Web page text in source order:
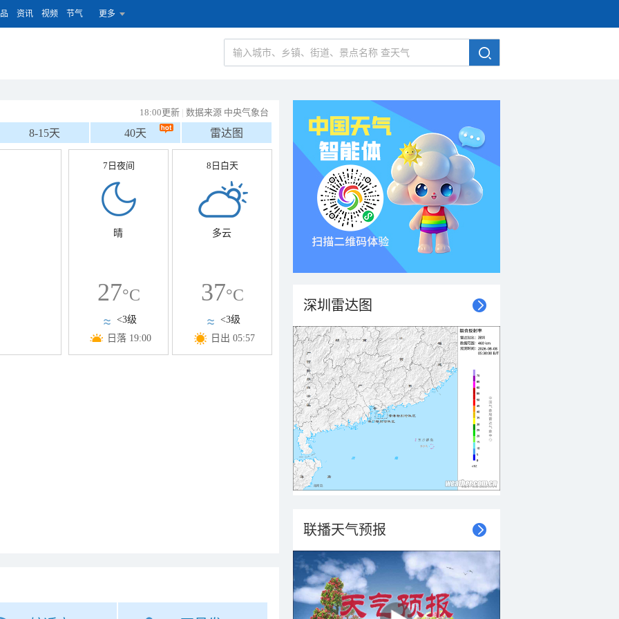
资讯 视频 节气 更多
18:00更新 | 数据来源 中央气象台
8-15天 40天 雷达图
7日夜间
晴
27°C
<3级
日落 19:00
8日白天
多云
37°C
<3级
日出 05:57
深圳雷达图
联播天气预报